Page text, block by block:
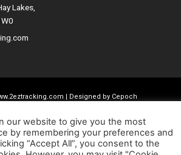
Lakes,
| Designed by Cepoch
our website to give you the most
by remembering your preferences and
“Accept All”, you consent to the